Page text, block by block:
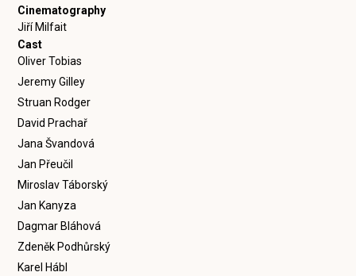
Cinematography
Jiří Milfait
Cast
Oliver Tobias
Jeremy Gilley
Struan Rodger
David Prachař
Jana Švandová
Jan Přeučil
Miroslav Táborský
Jan Kanyza
Dagmar Bláhová
Zdeněk Podhůrský
Karel Hábl